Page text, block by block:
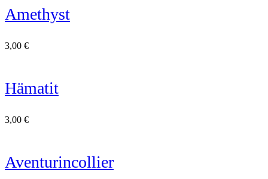
Amethyst
3,00 €
Hämatit
3,00 €
Aventurincollier